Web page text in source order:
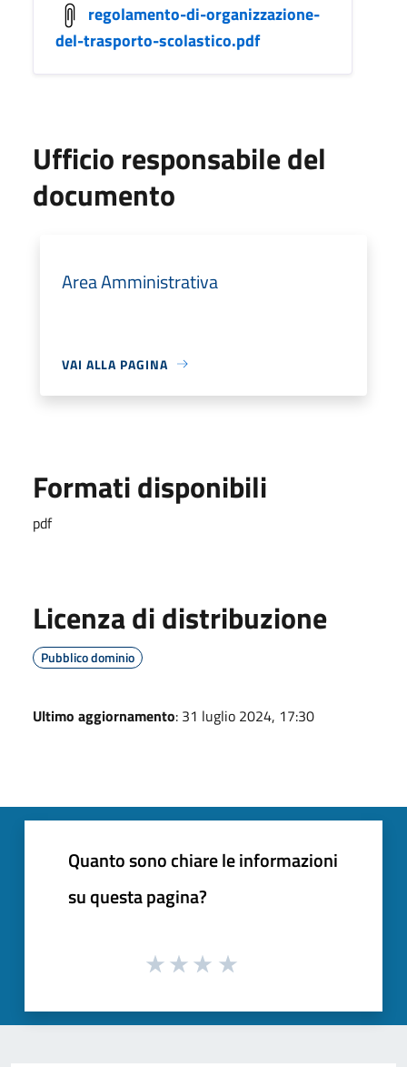
regolamento-di-organizzazione-
del-trasporto-scolastico.pdf
Ufficio responsabile del
documento
Area Amministrativa
VAI ALLA PAGINA
Formati disponibili
pdf
Licenza di distribuzione
Pubblico dominio
Ultimo aggiornamento: 31 luglio 2024, 17:30
Quanto sono chiare le informazioni
su questa pagina?